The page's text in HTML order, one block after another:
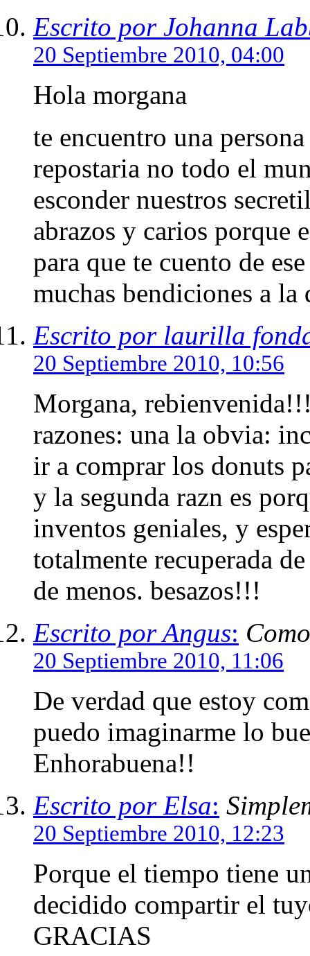
Escrito por Johanna
20 Septiembre 2010, 04:00
Hola morgana
te encuentro una
repostaria no todo el
esconder nuestros
abrazos y carios porque
para que te cuento de
muchas bendiciones a la
Escrito por laurilla
20 Septiembre 2010, 10:56
Morgana,
razones: una la obvia:
ir a comprar los donuts
y la segunda razn es
inventos geniales, y
totalmente recuperada
de menos. besazos!!!
Escrito por Angus:
20 Septiembre 2010, 11:06
De verdad que estoy
puedo imaginarme lo
Enhorabuena!!
Escrito por Elsa:
20 Septiembre 2010, 12:23
Porque el tiempo tiene
decidido compartir el
GRACIAS